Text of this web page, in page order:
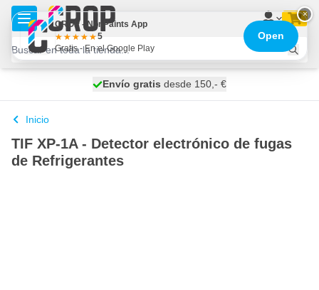
Ir al contenido
se envía hoy
Envío gratis desde 150,- €
100 días
Inicio
TIF XP-1A - Detector electrónico de fugas
de Refrigerantes
×
CROP - NonPaints App
5
Gratis - En el Google Play
Open